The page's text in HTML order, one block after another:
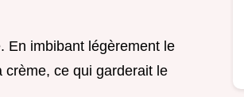
En imbibant légèrement le
crème, ce qui garderait le